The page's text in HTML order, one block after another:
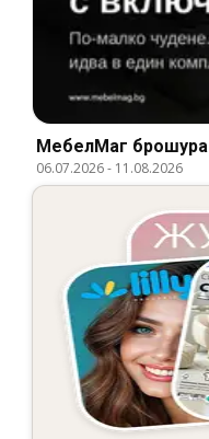
МебелМаг брошура
06.07.2026- 11.08.2026